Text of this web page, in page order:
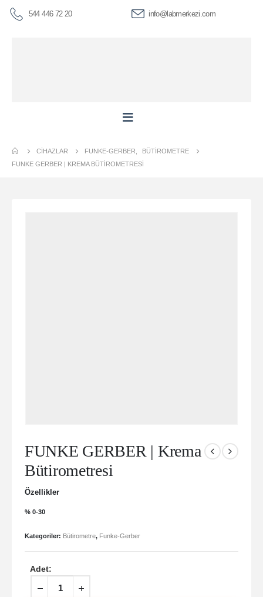
544 446 72 20 info@labmerkezi.com
CIHAZLAR FUNKE-GERBER
BÜTIROMETRE
FUNKE GERBER | KREMA BÜTIROMETRESI
FUNKE GERBER | Krema
Bütirometresi
Özellikler
% 0-30
Kategoriler: Bütirometre, Funke-Gerber
Adet: